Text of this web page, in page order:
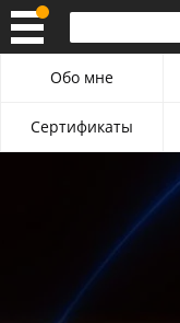
Обо мне
Сертификаты